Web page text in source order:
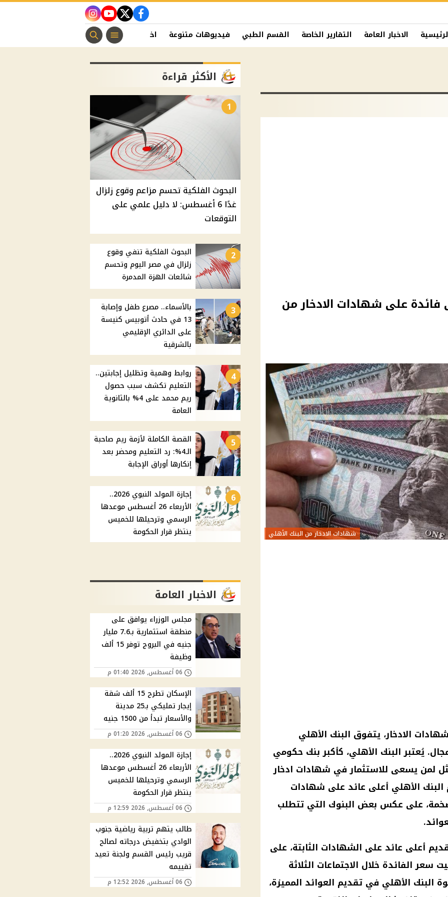
facebook
twitter
youtube
instagram
الاخبار العامة التقارير الخاصة القسم الطبي فيديوهات متنوعة اخبار الفن منوعات مسيحية
فائدة على شهادات الادخار من
شهادات الادخار من البنك الأهلي
الادخار، يتفوق البنك الأهلي
يُعتبرالبنك الأهلي، كأكبربنك حكومي
لمن يسعى للاستثمار في شهادات ادخار
البنك الأهلي أعلى عائد على شهادات
ضخمة، على عكس بعض البنوك التي تتطلب
أعلى عائد على الشهادات الثابتة، على
سعر الفائدة خلال الاجتماعات الثلاثة
البنك الأهلي في تقديم العوائد المميزة،
الأكثر قراءة
1
البحوث الفلكية تحسم مزاعم وقوع زلزال
غدًا 6 أغسطس: لا دليل علمي على
التوقعات
2
البحوث الفلكية تنفي وقوع
زلزال في مصر اليوم وتحسم
شائعات الهزة المدمرة
3
بالأسماء.. مصرع طفل وإصابة
13 في حادث أتوبيس كنيسة
على الدائري الإقليمي
بالشرقية
4
روابط وهمية وتظليل إجابتين..
التعليم تكشف سبب حصول
ريم محمد على 4% بالثانوية
العامة
5
القصة الكاملة لأزمة ريم صاحبة
الـ4%: رد التعليم ومحضر بعد
إنكارها أوراق الإجابة
6
إجازة المولد النبوي 2026..
الأربعاء 26 أغسطس موعدها
الرسمي وترحيلها للخميس
ينتظر قرار الحكومة
الاخبار العامة
مجلس الوزراء يوافق على
منطقة استثمارية بـ7.6 مليار
جنيه في البروج توفر 15 ألف
وظيفة
06 أغسطس, 2026 01:40 م
الإسكان تطرح 15 ألف شقة
إيجار تمليكي بـ25 مدينة
والأسعار تبدأ من 1500 جنيه
06 أغسطس, 2026 01:20 م
إجازة المولد النبوي 2026..
الأربعاء 26 أغسطس موعدها
الرسمي وترحيلها للخميس
ينتظر قرار الحكومة
06 أغسطس, 2026 12:59 م
طالب يتهم تربية رياضية جنوب
الوادي بتخفيض درجاته لصالح
قريب رئيس القسم ولجنة تعيد
تقييمه
06 أغسطس, 2026 12:52 م